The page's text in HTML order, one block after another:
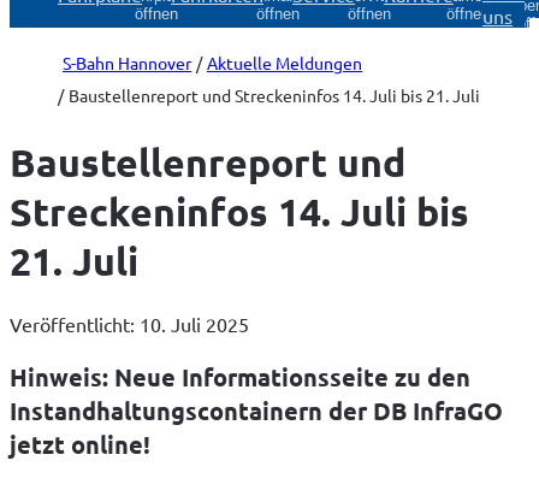
öffnen
öffnen
öffnen
öffnenuns
S-Bahn Hannover
Aktuelle Meldungen
Baustellenreport und Streckeninfos 14. Juli bis 21. Juli
Baustellenreport und
Streckeninfos 14. Juli bis
21. Juli
Veröffentlicht: 10. Juli 2025
Hinweis: Neue Informationsseite zu den
Instandhaltungscontainern der DB InfraGO
jetzt online!